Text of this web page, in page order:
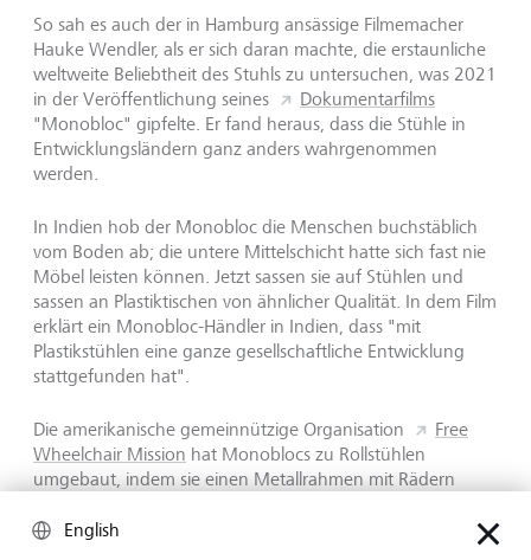
So sah es auch der in Hamburg ansässige Filmemacher
Hauke Wendler, als er sich daran machte, die erstaunliche
weltweite Beliebtheit des Stuhls zu untersuchen, was 2021
in der Veröffentlichung seines
Dokumentarfilms
"Monobloc" gipfelte. Er fand heraus, dass die Stühle in
Entwicklungsländern ganz anders wahrgenommen
werden.
In Indien hob der Monobloc die Menschen buchstäblich
vom Boden ab; die untere Mittelschicht hatte sich fast nie
Möbel leisten können. Jetzt sassen sie auf Stühlen und
sassen an Plastiktischen von ähnlicher Qualität. In dem Film
erklärt ein Monobloc-Händler in Indien, dass "mit
Plastikstühlen eine ganze gesellschaftliche Entwicklung
stattgefunden hat".
Die amerikanische gemeinnützige Organisation
Free
Wheelchair Mission hat Monoblocs zu Rollstühlen
umgebaut, indem sie einen Metallrahmen mit Rädern
dieses Hilfsmittels an Menschen verteilt, die sich keine
English